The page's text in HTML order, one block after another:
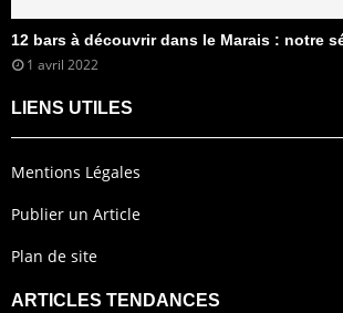
12 bars à découvrir dans le Marais : notre
1 avril 2022
LIENS UTILES
Mentions Légales
Publier un Article
Plan de site
ARTICLES TENDANCES